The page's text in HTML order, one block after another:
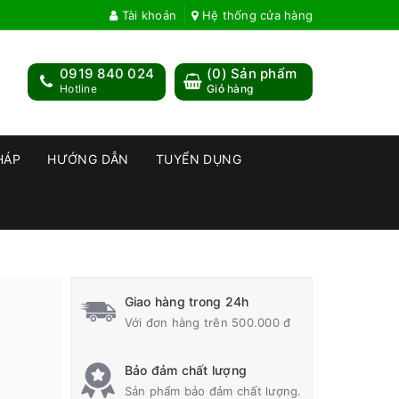
Tài khoản Hệ thống cửa hàng
(0) Sản phẩm
Giỏ hàng
0919 840 024
Hotline
HƯỚNG DẪN TUYỂN DỤNG
Giao hàng trong 24h
Với đơn hàng trên 500.000 đ
Bảo đảm chất lượng
Sản phẩm bảo đảm chất lượng.